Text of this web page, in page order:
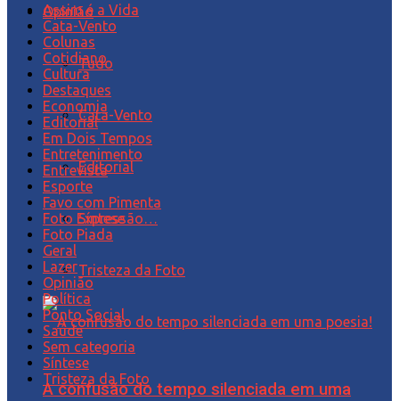
Opinião
Tudo
Cata-Vento
Editorial
Síntese
Tristeza da Foto
A confusão do tempo silenciada em uma
Assim é a Vida
Cata-Vento
Colunas
Cotidiano
Cultura
Destaques
Economia
Editorial
Em Dois Tempos
Entretenimento
Entrevista
Esporte
Favo com Pimenta
Foto Expressão…
Foto Piada
Geral
Lazer
Opinião
Política
Ponto Social
Saúde
Sem categoria
Síntese
Tristeza da Foto